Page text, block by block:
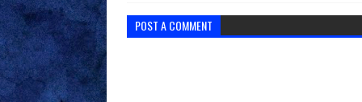
POST A COMMENT